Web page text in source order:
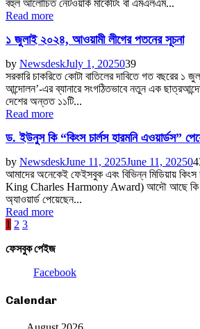
বহুল আলোচিত নেটওয়ার্ক মার্কেটিং বা এমএলএম...
Read more
১ জুলাই ২০২৪, আওয়ামী লীগের পতনের সূচনা
by NewsdeskJuly 1, 2025039
সরকারি চাকরিতে কোটা বাতিলের দাবিতে গত বছরের ১
আন্দোলন’-এর ব্যানারে সংগঠিতভাবে নতুন এক
দেশের অন্তত ১১টি...
Read more
ড. ইউনুস কি “কিংস চার্লস হারমনি এওয়ার্ডস”
by NewsdeskJune 11, 2025June 11, 20250
আমাদের অনেকেই ফেইসবুক এবং বিভিন্ন মিডিয়ায় কিংস
King Charles Harmony Award) আদৌ আছে কি
অ্যাওয়ার্ড পেয়েছেন...
Read more
Posts
pagination
1 2 3
ফেসবুক পেইজ
Facebook
Calendar